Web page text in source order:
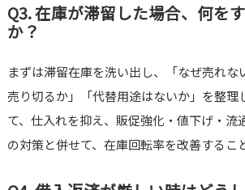
Q3. 在庫が滞留した場合、何を
か？
まずは滞留在庫を洗い出し、「なぜ売れな
売り切るか」「代替用途はないか」を整理
て、仕入れを抑え、販促強化・値下げ・流
の対策と併せて、在庫回転率を改善するこ